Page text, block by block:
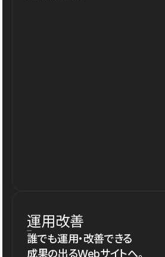
運用改善
誰でも運用・改善できる
成果の出るWebサイトへ。